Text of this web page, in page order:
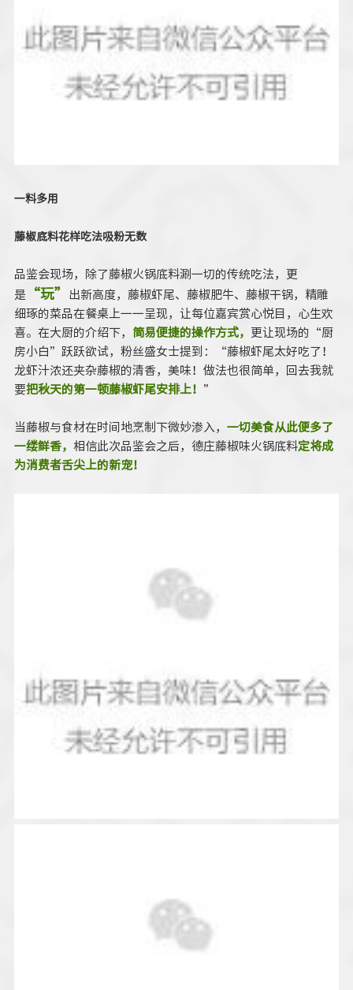
一料多用
藤椒底料花样吃法吸粉无数
品鉴会现场，除了藤椒火锅底料涮一切的传统吃法，更
是
“玩”
出新高度，藤椒虾尾、藤椒肥牛、藤椒干锅，精雕
细琢的菜品在餐桌上一一呈现，让每位嘉宾赏心悦目，心生欢
喜。在大厨的介绍下， 简易便捷的操作方式，
更让现场的“厨
房小白”跃跃欲试，粉丝盛女士提到：“藤椒虾尾太好吃了！
龙虾汁浓还夹杂藤椒的清香，美味！做法也很简单，回去我就
要把秋天的第一顿藤椒虾尾安排上！ ”
当藤椒与食材在时间地烹制下微妙渗入， 一切美食从此便多了
一缕鲜香， 相信此次品鉴会之后，德庄藤椒味火锅底料定将成
为消费者舌尖上的新宠！